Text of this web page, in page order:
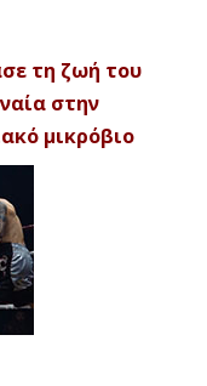
τη ζωή του
στην
μικρόβιο